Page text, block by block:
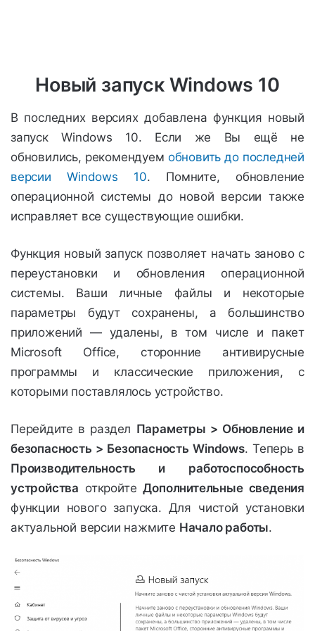
Новый запуск Windows 10
В последних версиях добавлена функция новый
запуск Windows 10. Если же Вы ещё не
обновились, рекомендуем обновить до последней
версии Windows 10. Помните, обновление
операционной системы до новой версии также
исправляет все существующие ошибки.
Функция новый запуск позволяет начать заново с
переустановки и обновления операционной
системы. Ваши личные файлы и некоторые
параметры будут сохранены, а большинство
приложений — удалены, в том числе и пакет
Microsoft Office, сторонние антивирусные
программы и классические приложения, с
которыми поставлялось устройство.
Перейдите в раздел Параметры > Обновление и
безопасность > Безопасность Windows. Теперь в
Производительность и работоспособность
устройства откройтеДополнительные сведения
функции нового запуска. Для чистой установки
актуальной версии нажмите Начало работы.